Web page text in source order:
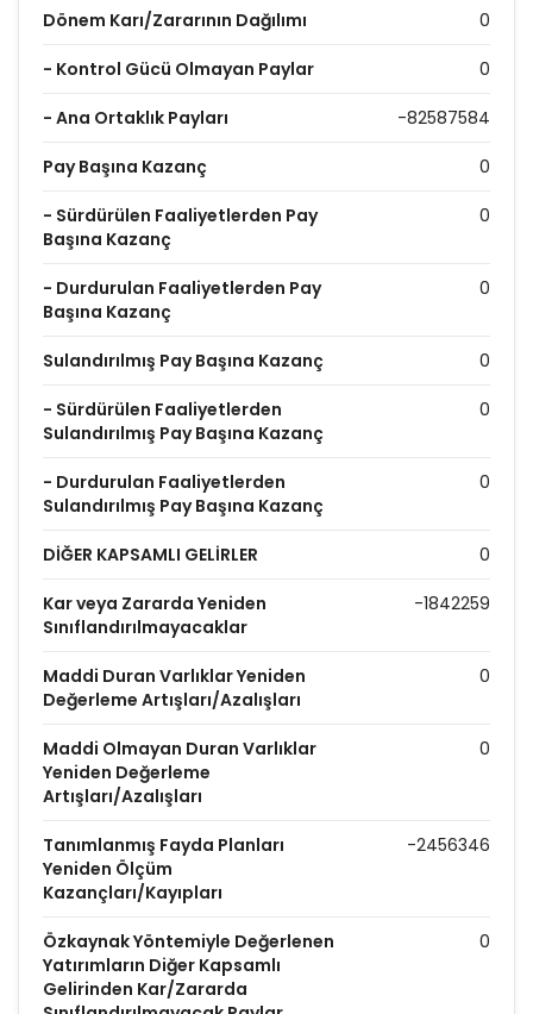
Dönem Karı/Zararının Dağılımı 0
- Kontrol Gücü Olmayan Paylar 0
- Ana Ortaklık Payları -82587584
Pay Başına Kazanç 0
- Sürdürülen Faaliyetlerden Pay
Başına Kazanç
0
- Durdurulan Faaliyetlerden Pay
Başına Kazanç
0
Sulandırılmış Pay Başına Kazanç 0
- Sürdürülen Faaliyetlerden
Sulandırılmış Pay Başına Kazanç
0
- Durdurulan Faaliyetlerden
Sulandırılmış Pay Başına Kazanç
0
DİĞER KAPSAMLI GELİRLER 0
Kar veya Zararda Yeniden
Sınıflandırılmayacaklar
-1842259
Maddi Duran Varlıklar Yeniden
Değerleme Artışları/Azalışları
0
Maddi Olmayan Duran Varlıklar
Yeniden Değerleme
Artışları/Azalışları
0
Tanımlanmış Fayda Planları
Yeniden Ölçüm
Kazançları/Kayıpları
-2456346
Özkaynak Yöntemiyle Değerlenen
Yatırımların Diğer Kapsamlı
Gelirinden Kar/Zararda
0